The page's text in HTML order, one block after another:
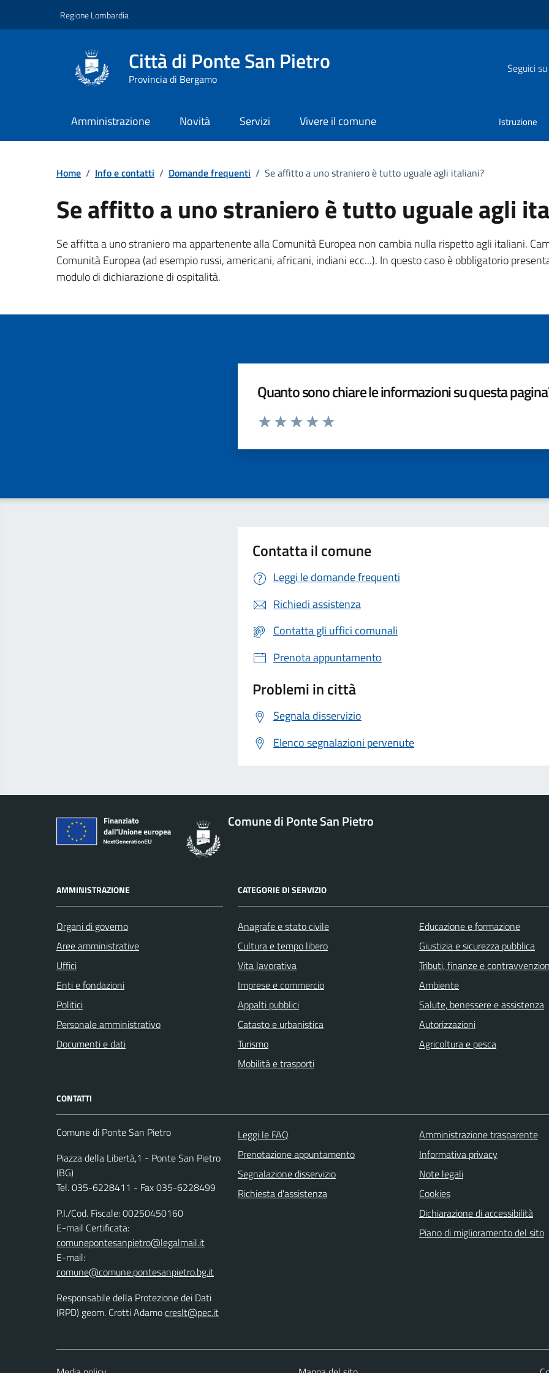
Regione Lombardia
Città di Ponte San Pietro
Provincia di Bergamo
Seguici su
Amministrazione Novità Servizi Vivere il comune Istruzione
Dettagli FAQ
Home / Info e contatti / Domande frequenti / Se affitto a uno straniero è tutto uguale agli italiani?
Se affitto a uno straniero è tutto uguale agli
Se affitta a uno straniero ma appartenente alla Comunità Europea non cambia nulla rispetto agli italiani.
Comunità Europea (ad esempio russi, americani, africani, indiani ecc...). In questo caso è obbligatorio
modulo di dichiarazione di ospitalità.
Quanto sono chiare le informazioni su questa
Valuta da 1 a 5 stelle la pagina
Contatta il comune
Leggi le domande frequenti
Richiedi assistenza
Contatta gli uffici comunali
Prenota appuntamento
Problemi in città
Segnala disservizio
Elenco segnalazioni pervenute
Comune di Ponte San Pietro
AMMINISTRAZIONE
Organi di governo
Aree amministrative
Uffici
Enti e fondazioni
Politici
Personale amministrativo
Documenti e dati
CATEGORIE DI SERVIZIO
Anagrafe e stato civile
Cultura e tempo libero
Vita lavorativa
Imprese e commercio
Appalti pubblici
Catasto e urbanistica
Turismo
Mobilità e trasporti
Educazione e formazione
Giustizia e sicurezza pubblica
Tributi, finanze e
Ambiente
Salute, benessere e assistenza
Autorizzazioni
Agricoltura e pesca
CONTATTI
Comune di Ponte San Pietro
Piazza della Libertà,1 - Ponte San Pietro
(BG)
Tel. 035-6228411 - Fax 035-6228499
P.I./Cod. Fiscale: 00250450160
E-mail Certificata:
comunepontesanpietro@legalmail.it
E-mail:
comune@comune.pontesanpietro.bg.it
Responsabile della Protezione dei Dati
(RPD) geom. Crotti Adamocreslt@pec.it
Leggi le FAQ
Prenotazione appuntamento
Segnalazione disservizio
Richiesta d'assistenza
Amministrazione trasparente
Informativa privacy
Note legali
Cookies
Dichiarazione di accessibilità
Piano di miglioramento del sito